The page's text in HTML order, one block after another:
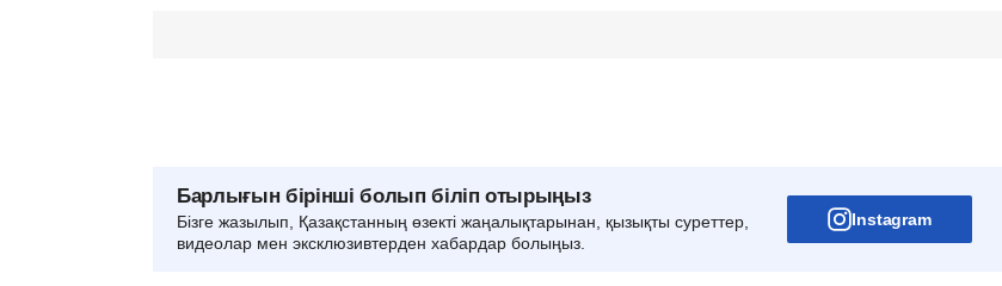
Барлығын бірінші болып біліп отырыңыз
Бізге жазылып, Қазақстанның өзекті жаңалықтарынан, қызықты суреттер,
видеолар мен эксклюзивтерден хабардар болыңыз.
Instagram